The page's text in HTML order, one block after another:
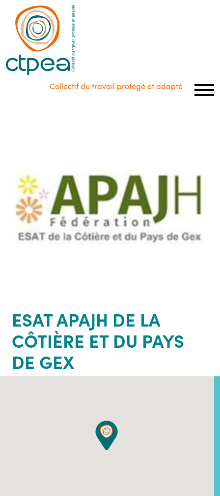
Collectif du travail protégé et adapté
ESAT APAJH DE LA
CÔTIÈRE ET DU PAYS
DE GEX
Panneau de gestion des cookies